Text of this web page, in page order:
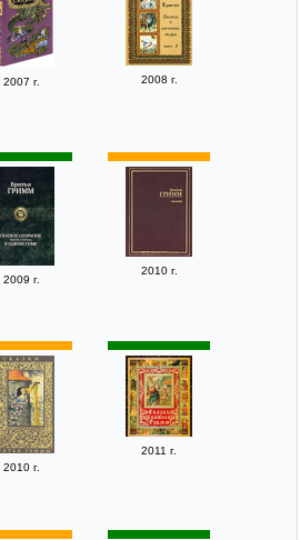
2007 г. 2008 г.
2009 г.
2010 г.
2010 г.
2011 г.